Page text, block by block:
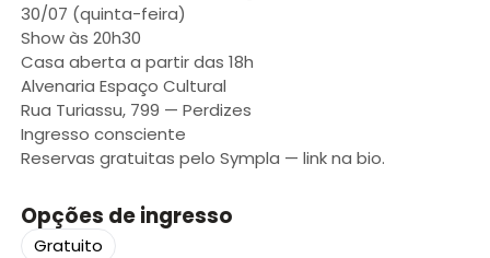
30/07 (quinta-feira)
Show às 20h30
Casa aberta a partir das 18h
Alvenaria Espaço Cultural
Rua Turiassu, 799 — Perdizes
Ingresso consciente
Reservas gratuitas pelo Sympla — link na bio.
Opções de ingresso
Gratuito